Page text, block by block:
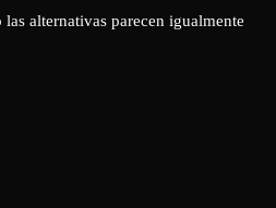
las alternativas parecen igualmente